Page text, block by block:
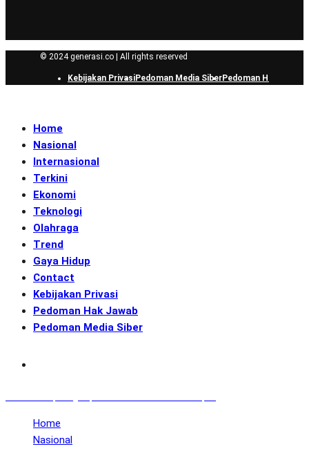
© 2024 generasi.co | All rights reserved
Kebijakan PrivasiPedoman Media SiberPedoman Hak Jawab
Home
Nasional
Internasional
Terkini
Ekonomi
Teknologi
Olahraga
Trend
Gaya Hidup
Contact
Kebijakan Privasi
Pedoman Hak Jawab
Pedoman Media Siber
Home
Nasional